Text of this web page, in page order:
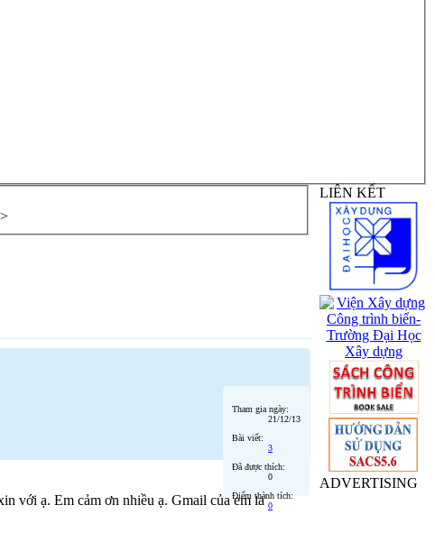
>
Tham gia ngày:
21/12/13
Bài viết:
3
Đã được thích:
0
Điểm thành tích:
0
với ạ. Em cảm ơn nhiều ạ. Gmail của em là
LIÊN KẾT
ADVERTISING